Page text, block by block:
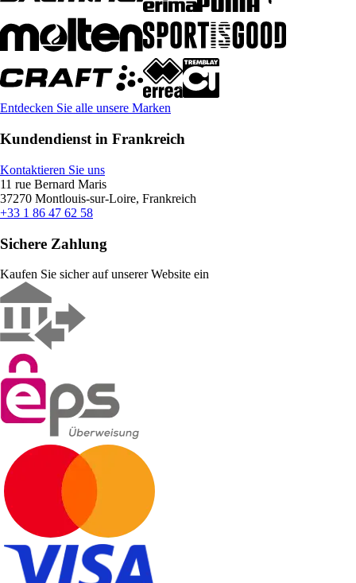
Entdecken Sie alle unsere Marken
Kundendienst in Frankreich
Kontaktieren Sie uns
11 rue Bernard Maris
37270 Montlouis-sur-Loire, Frankreich
+33 1 86 47 62 58
Sichere Zahlung
Kaufen Sie sicher auf unserer Website ein